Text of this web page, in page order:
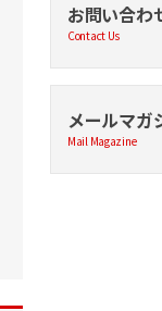
お問い合わ
Contact Us
メールマガ
Mail Magazine